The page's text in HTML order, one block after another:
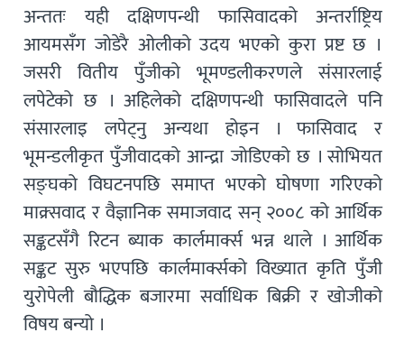
अन्ततः यही दक्षिणपन्थी फासिवादको अन्तर्राष्ट्रिय
आयमसँग जोडेरै ओलीको उदय भएको कुरा प्रष्ट छ ।
जसरी वितीय पुँजीको भूमण्डलीकरणले संसारलाई
लपेटेको छ । अहिलेको दक्षिणपन्थी फासिवादले पनि
संसारलाइ लपेट्नु अन्यथा होइन । फासिवाद र
भूमन्डलीकृत पुँजीवादको आन्द्रा जोडिएको छ । सोभियत
सङ्घको विघटनपछि समाप्त भएको घोषणा गरिएको
माक्र्सवाद र वैज्ञानिक समाजवाद सन् २००८ को आर्थिक
सङ्कटसँगै रिटन ब्याक कार्लमार्क्स भन्न थाले । आर्थिक
सङ्कट सुरु भएपछि कार्लमार्क्सको विख्यात कृति पुँजी
युरोपेली बौद्धिक बजारमा सर्वाधिक बिक्री र खोजीको
विषय बन्यो ।